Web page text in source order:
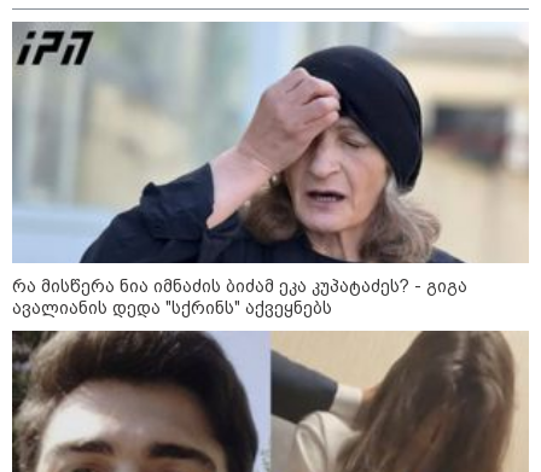
კონფლიქტები
რა მისწერა ნია იმნაძის ბიძამ ეკა კუპატაძეს? - გიგა
ავალიანის დედა "სქრინს" აქვეყნებს